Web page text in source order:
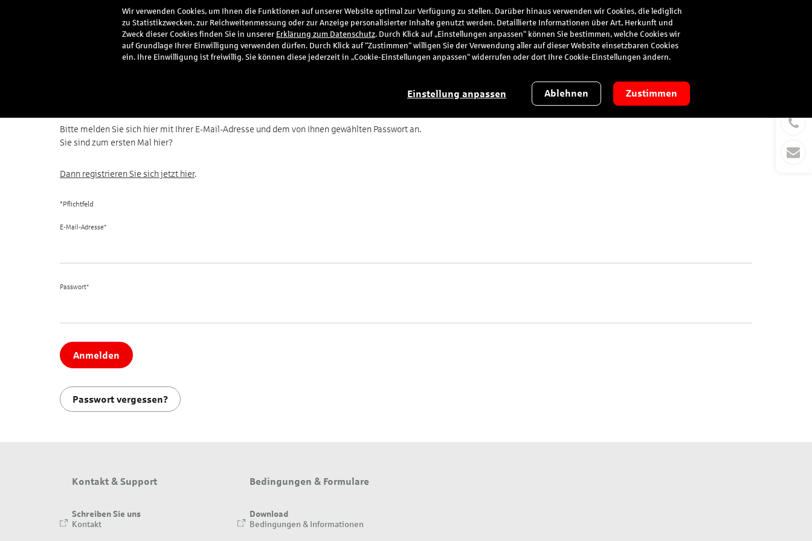
Suche
Meine Vorteile Service
Bitte melden Sie sich hier mit Ihrer E-Mail-Adresse und dem von Ihnen gewählten Passwort an.
Sie sind zum ersten Mal hier?
Dann registrieren Sie sich jetzt hier.
E-Mail-Adresse*
Passwort*
Anmelden
Passwort vergessen?
Kontakt & Support
Schreiben Sie uns
Kontakt
Bedingungen & Formulare
Download
Bedingungen & Informationen
Wir verwenden Cookies, um Ihnen die Funktionen auf unserer Website optimal zur Verfügung zu stellen. Darüber hinaus verwenden wir Cookies, die lediglich
zu Statistikzwecken, zur Reichweitenmessung oder zur Anzeige personalisierter Inhalte genutzt werden. Detaillierte Informationen über Art, Herkunft und
Zweck dieser Cookies finden Sie in unserer Erklärung zum Datenschutz. Durch Klick auf „Einstellungen anpassen“ können Sie bestimmen, welche Cookies wir
auf Grundlage Ihrer Einwilligung verwenden dürfen. Durch Klick auf “Zustimmen“ willigen Sie der Verwendung aller auf dieser Website einsetzbaren Cookies
ein. Ihre Einwilligung ist freiwillig. Sie können diese jederzeit in „Cookie-Einstellungen anpassen“ widerrufen oder dort Ihre Cookie-Einstellungen ändern.
Einstellung anpassen Ablehnen Zustimmen